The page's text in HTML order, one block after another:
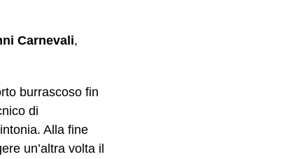
Carnevali,
burrascoso fin
di
Alla fine
un’altra volta il